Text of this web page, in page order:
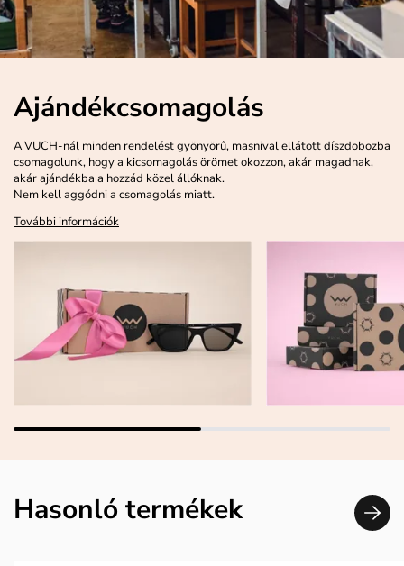
Ajándékcsomagolás
A VUCH-nál minden rendelést gyönyörű, masnival ellátott díszdobozba
csomagolunk, hogy a kicsomagolás örömet okozzon, akár magadnak,
akár ajándékba a hozzád közel állóknak.
Nem kell aggódni a csomagolás miatt.
További információk
Hasonló termékek